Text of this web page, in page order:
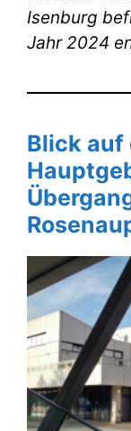
Isenburg
Jahr 2024
Blick auf